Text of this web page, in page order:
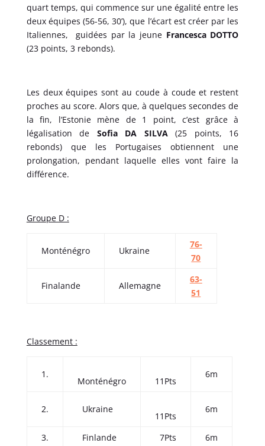
quart temps, qui commence sur une égalité entre les
deux équipes (56-56, 30’), que l’écart est créer par les
Italiennes, guidées par la jeune Francesca DOTTO
(23 points, 3 rebonds).
Les deux équipes sont au coude à coude et restent
proches au score. Alors que, à quelques secondes de
la fin, l’Estonie mène de 1 point, c’est grâce à
légalisation de Sofia DA SILVA(25 points, 16
rebonds) que les Portugaises obtiennent une
prolongation, pendant laquelle elles vont faire la
différence.
Groupe D :
Monténégro Ukraine
76-
70
Finalande Allemagne
63-
51
Classement :
1.
Monténégro 11Pts
6m
2. Ukraine
11Pts
6m
3. Finlande 7Pts
6m